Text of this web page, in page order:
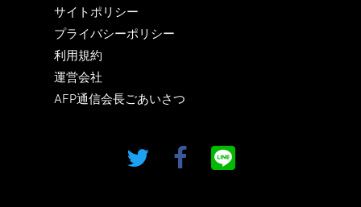
サイトポリシー
プライバシーポリシー
利用規約
運営会社
AFP通信会長ごあいさつ